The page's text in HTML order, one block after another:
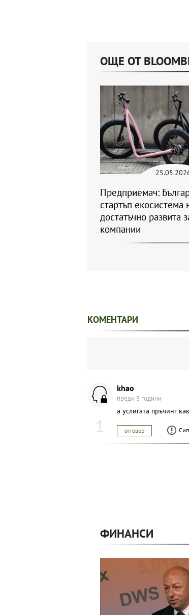
ОЩЕ ОТ
Предприемач:
стартъп екосистема
достатъчно развита
компании
КОМЕНТАРИ
1
khao
преди 3 години
а услигата пръчинг
отговор
ФИНАНСИ